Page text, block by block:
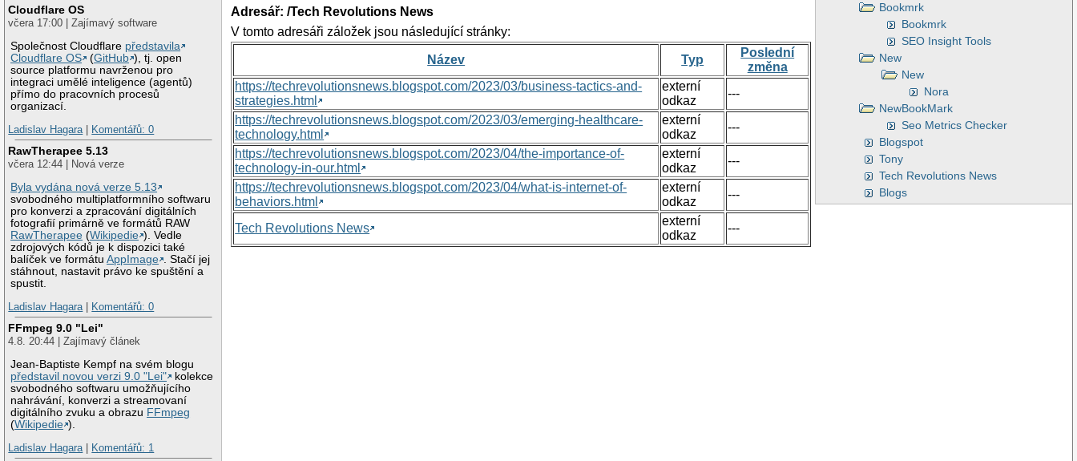
Cloudflare OS
včera 17:00 | Zajímavý software
Společnost Cloudflare představila
Cloudflare OS
(GitHub ), tj. open
source platformu navrženou pro
integraci umělé inteligence (agentů)
přímo do pracovních procesů
organizací.
Ladislav Hagara| Komentářů: 0
RawTherapee 5.13
včera 12:44 | Nová verze
Byla vydána nová verze 5.13
svobodného multiplatformního softwaru
pro konverzi a zpracování digitálních
fotografií primárně ve formátů RAW
RawTherapee (Wikipedie ). Vedle
zdrojových kódů je k dispozici také
balíček ve formátuAppImage
. Stačí jej
stáhnout, nastavit právo ke spuštění a
spustit.
Ladislav Hagara| Komentářů: 0
FFmpeg 9.0 "Lei"
4.8. 20:44 | Zajímavý článek
Jean-Baptiste Kempf na svém blogu
představil novou verzi 9.0 "Lei"
kolekce
svobodného softwaru umožňujícího
nahrávání, konverzi a streamovaní
digitálního zvuku a obrazu FFmpeg
(Wikipedie ).
Ladislav Hagara| Komentářů: 1
Bookmrk
Bookmrk
SEO Insight Tools
New
New
Nora
NewBookMark
Seo Metrics Checker
Blogspot
Tony
Tech Revolutions News
Blogs
Adresář: /Tech Revolutions News
V tomto adresáři záložek jsou následující stránky:
Název Typ
Poslední
změna
https://techrevolutionsnews.blogspot.com/2023/03/business-tactics-and-
strategies.html
externí
odkaz
---
https://techrevolutionsnews.blogspot.com/2023/03/emerging-healthcare-
technology.html
externí
odkaz
---
https://techrevolutionsnews.blogspot.com/2023/04/the-importance-of-
technology-in-our.html
externí
odkaz
---
https://techrevolutionsnews.blogspot.com/2023/04/what-is-internet-of-
behaviors.html
externí
odkaz
---
Tech Revolutions News
externí
odkaz
---